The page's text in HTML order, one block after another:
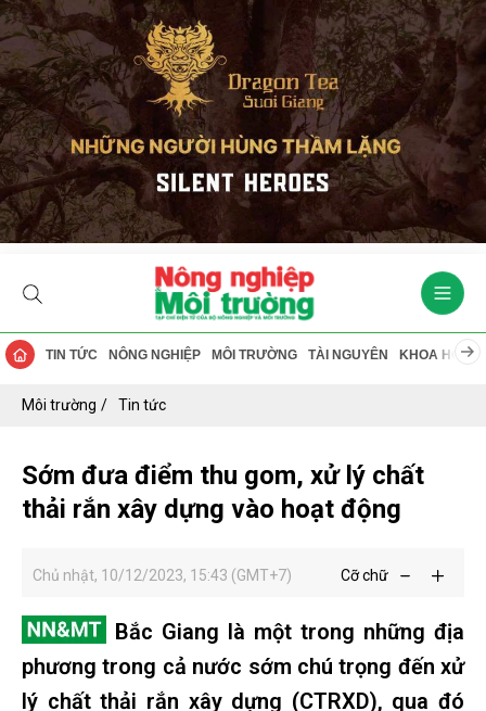
TIN TỨC NÔNG NGHIỆP MÔI TRƯỜNG TÀI NGUYÊN KHOA HỌC
Môi trường Tin tức
Sớm đưa điểm thu gom, xử lý chất
thải rắn xây dựng vào hoạt động
Chủ nhật, 10/12/2023, 15:43 (GMT+7) Cỡ chữ
Bắc Giang là một trong những địa
phương trong cả nước sớm chú trọng đến xử
lý chất thải rắn xây dựng (CTRXD), qua đó